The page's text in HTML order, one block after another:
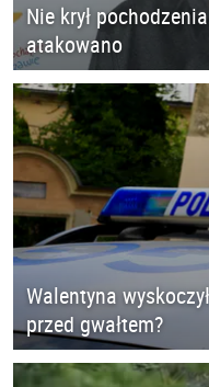
Nie krył
atakowano
Walentyna
przed gwałtem?